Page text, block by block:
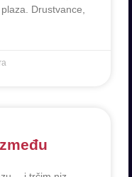
Drustvance,